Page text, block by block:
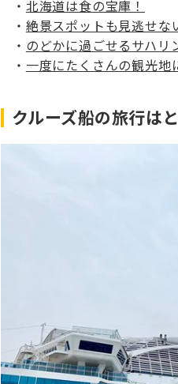
北海道は食の宝庫！
絶景スポットも見逃せな
のどかに過ごせるサハリ
一度にたくさんの観光地
クルーズ船の旅行は